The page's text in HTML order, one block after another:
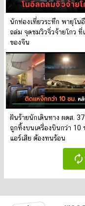
นักท่องเที่ยวระทึก พายุโน
ถล่ม จุดชมวิวจิ่วจ้ายโกว ที่
ของจีน
ฝันร้ายนักเดินทาง ผดส.
ถูกทิ้งบนเครื่องบินกว่า 10
แอร์เสีย ต้องทนร้อน
autorenew